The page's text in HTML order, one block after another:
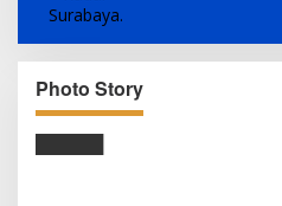
Photo Story
TETAP SEMANGAT